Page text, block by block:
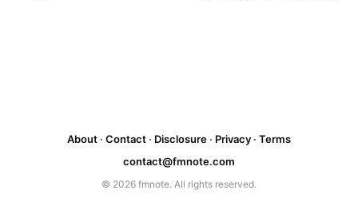
About · Contact · Disclosure · Privacy · Terms
contact@fmnote.com
© 2026 fmnote. All rights reserved.